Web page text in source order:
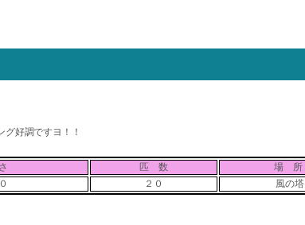
グ好調ですヨ！！
匹 数
場 所
２０ 風の塔